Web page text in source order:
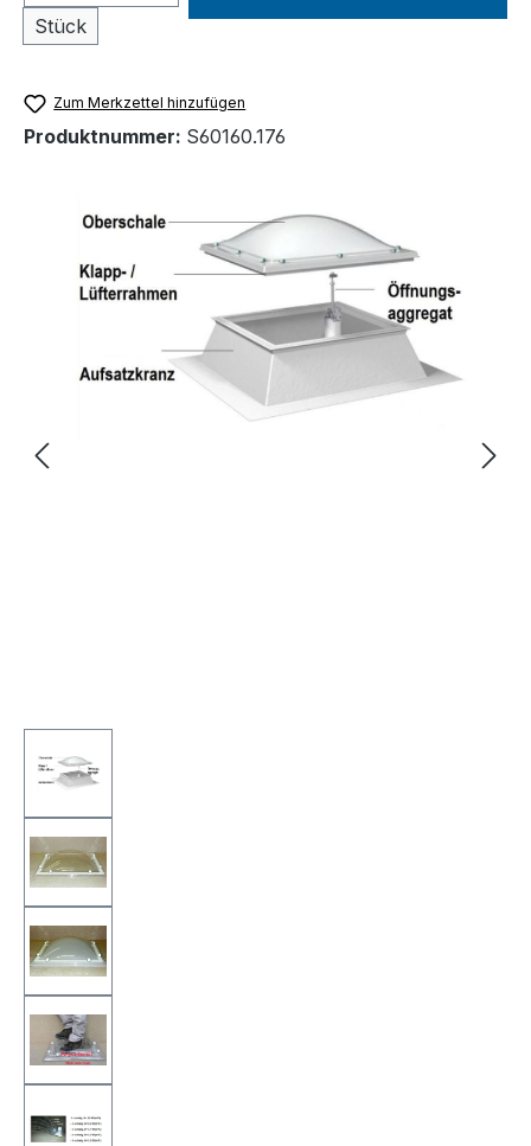
Stück
Zum Merkzettel hinzufügen
Produktnummer: S60160.176